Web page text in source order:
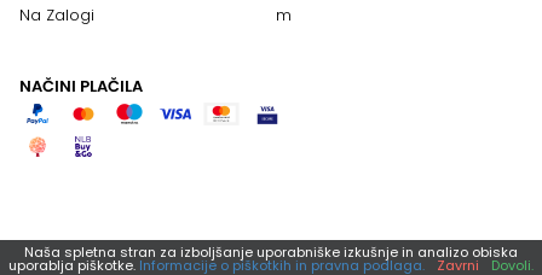
Na Zalogi
m
NAČINI PLAČILA
Naša spletna stran za izboljšanje uporabniške izkušnje in analizo obiska
uporablja piškotke. Informacije o piškotkih in pravna podlaga. Zavrni Dovoli.